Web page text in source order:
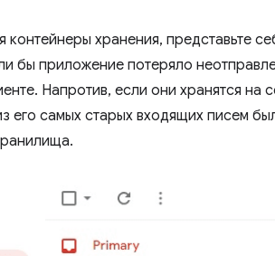
контейнеры хранения, представьте
бы приложение потеряло
Напротив, если они хранятся на
его самых старых входящих писем